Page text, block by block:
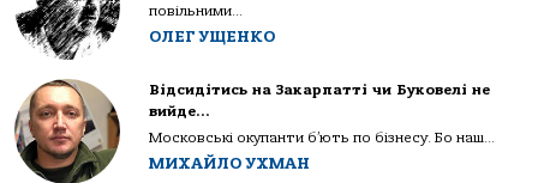
повільними...
ОЛЕГ УЩЕНКО
Відсидітись на Закарпатті чи Буковелі не
вийде…
Московські окупанти б’ють по бізнесу. Бо наш...
МИХАЙЛО УХМАН